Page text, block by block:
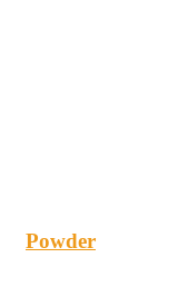
Powder